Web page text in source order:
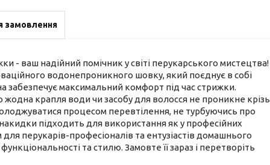
замовлення
ваш надійний помічник у світі перукарського мистецтва!
водонепроникного шовку, який поєднує в собі
забезпечує максимальний комфорт під час стрижки.
крапля води чи засобу для волосся не проникне крізь
процесом перевтілення, не турбуючись про
підходить для використання як у професійних
перукарів-професіоналів та ентузіастів домашнього
та стилю. Замовте її зараз і перетворіть